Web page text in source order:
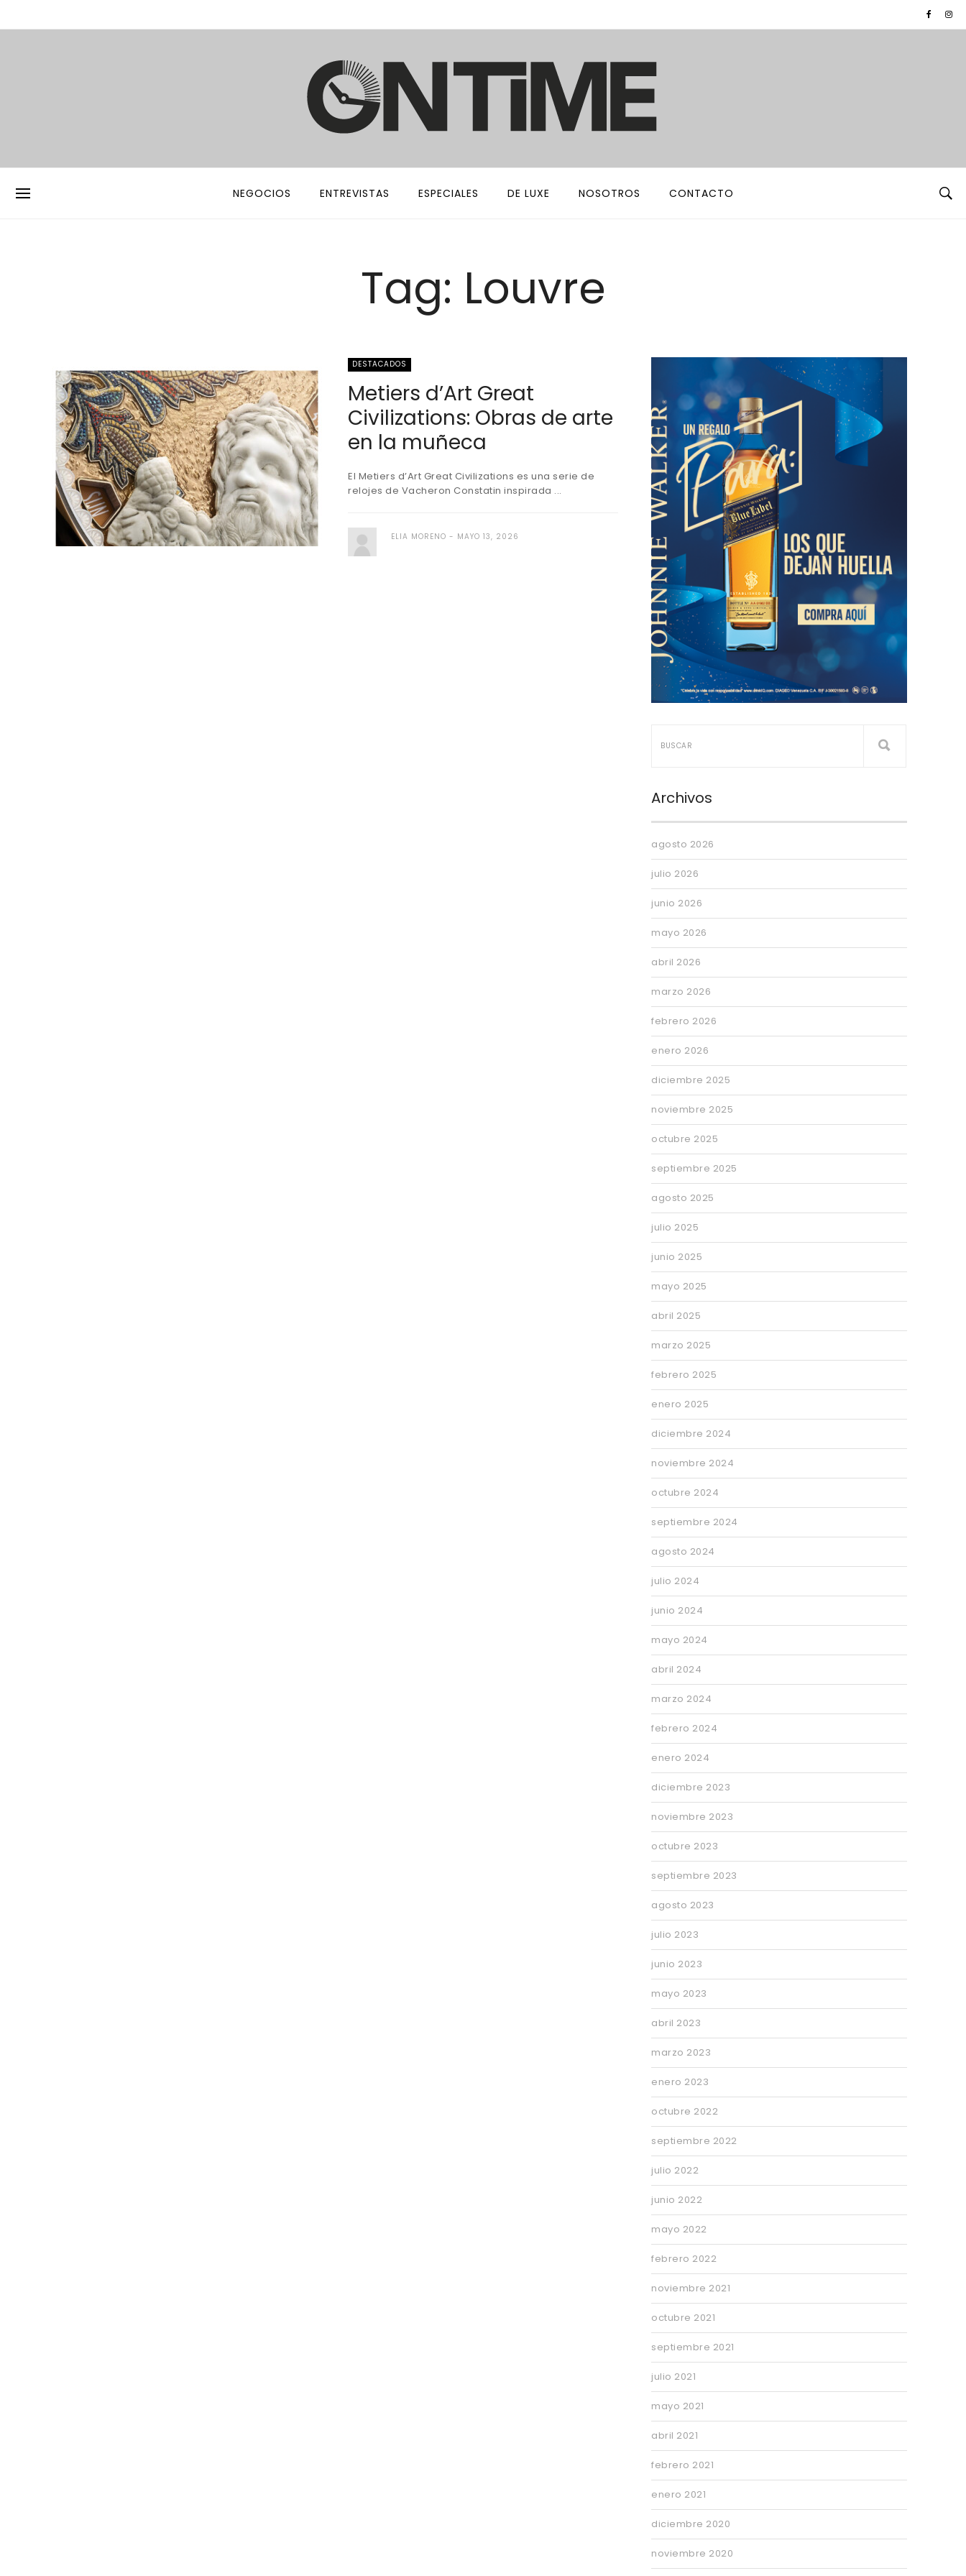
NEGOCIOS ENTREVISTAS ESPECIALES DE LUXE NOSOTROS CONTACTO
Tag: Louvre
DESTACADOS
Metiers d’Art Great
Civilizations: Obras de arte
en la muñeca
El Metiers d’Art Great Civilizations es una serie de
relojes de Vacheron Constatin inspirada ...
ELIA MORENO MAYO 13, 2026
Archivos
agosto 2026
julio 2026
junio 2026
mayo 2026
abril 2026
marzo 2026
febrero 2026
enero 2026
diciembre 2025
noviembre 2025
octubre 2025
septiembre 2025
agosto 2025
julio 2025
junio 2025
mayo 2025
abril 2025
marzo 2025
febrero 2025
enero 2025
diciembre 2024
noviembre 2024
octubre 2024
septiembre 2024
agosto 2024
julio 2024
junio 2024
mayo 2024
abril 2024
marzo 2024
febrero 2024
enero 2024
diciembre 2023
noviembre 2023
octubre 2023
septiembre 2023
agosto 2023
julio 2023
junio 2023
mayo 2023
abril 2023
marzo 2023
enero 2023
octubre 2022
septiembre 2022
julio 2022
junio 2022
mayo 2022
febrero 2022
noviembre 2021
octubre 2021
septiembre 2021
julio 2021
mayo 2021
abril 2021
febrero 2021
enero 2021
diciembre 2020
noviembre 2020